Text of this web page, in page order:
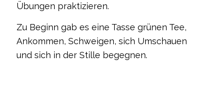
Übungen praktizieren.
Zu Beginn gab es eine Tasse grünen Tee,
Ankommen, Schweigen, sich Umschauen
und sich in der Stille begegnen.